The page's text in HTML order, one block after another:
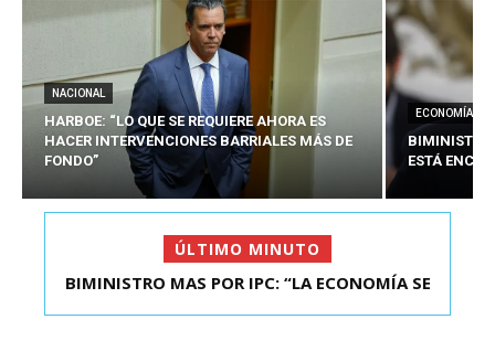
NACIONAL
HARBOE: “LO QUE SE REQUIERE AHORA ES
HACER INTERVENCIONES BARRIALES MÁS DE
FONDO”
ECONOMÍA
BIMINISTRO
ESTÁ
ÚLTIMO MINUTO
KAST SE REUNIÓ CON EL PRESIDENTE ELECTO DE
BIMINISTRO MAS POR IPC: “LA ECONOMÍA SE